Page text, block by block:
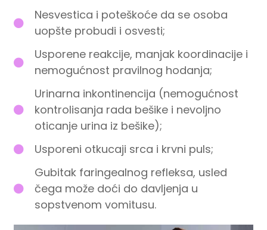
Nesvestica i poteškoće da se osoba
uopšte probudi i osvesti;
Usporene reakcije, manjak koordinacije i
nemogućnost pravilnog hodanja;
Urinarna inkontinencija (nemogućnost
kontrolisanja rada bešike i nevoljno
oticanje urina iz bešike);
Usporeni otkucaji srca i krvni puls;
Gubitak faringealnog refleksa, usled
čega može doći do davljenja u
sopstvenom vomitusu.